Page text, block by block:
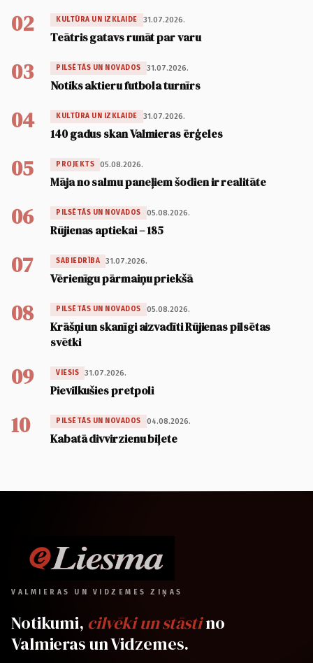
02 KULTŪRA UN IZKLAIDE 31.07.2026.
Teātris gatavs runāt par varu
03 PILSĒTĀS UN NOVADOS 31.07.2026.
Notiks aktieru futbola turnīrs
04 KULTŪRA UN IZKLAIDE 31.07.2026.
140 gadus skan Valmieras ērģeles
05 PROJEKTS 05.08.2026.
Māja no salmu paneļiem šodien ir realitāte
06 PILSĒTĀS UN NOVADOS 05.08.2026.
Rūjienas aptiekai – 185
07 SABIEDRĪBA 31.07.2026.
Vērienīgu pārmaiņu priekšā
08 PILSĒTĀS UN NOVADOS 05.08.2026.
Krāšņi un skanīgi aizvadīti Rūjienas pilsētas
svētki
09 VIESIS 31.07.2026.
Pievilkušies pretpoli
10 PILSĒTĀS UN NOVADOS 04.08.2026.
Kabatā divvirzienu biļete
VALMIERAS UN VIDZEMES ZIŅAS
Notikumi, cilvēki un stāstino
Valmieras un Vidzemes.